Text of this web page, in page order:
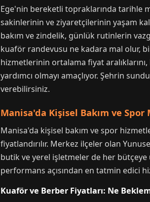
Ege'nin bereketli topraklarında tarihle
sakinlerinin ve ziyaretçilerinin yaşam
bakım ve zindelik, günlük rutinlerin
kuaför randevusu ne kadara mal olur,
hizmetlerinin ortalama fiyat
yardımcı olmayı amaçlıyor. Şehrin
verebilirsiniz.
Manisa'da Kişisel Bakım ve
Manisa'da kişisel bakım ve spor
fiyatlandırılır. Merkez ilçeler olan
butik ve yerel işletmeler de her
performans açısından en tatmin edici
Kuaför ve Berber Fiyatları: Ne